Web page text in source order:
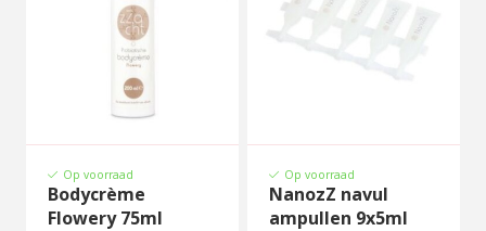
Op voorraad
Bodycrème
Flowery 75ml
Op voorraad
NanozZ navul
ampullen 9x5ml